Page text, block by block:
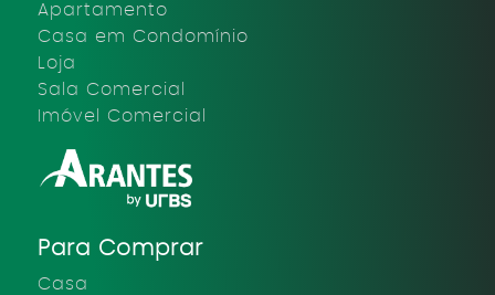
Apartamento
Casa em Condomínio
Loja
Sala Comercial
Imóvel Comercial
Para Comprar
Casa